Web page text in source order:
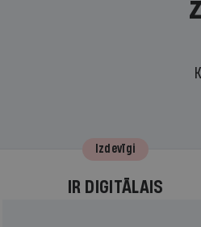
Izdevīgi
IR DIGITĀLAIS